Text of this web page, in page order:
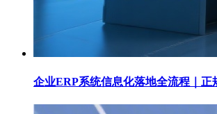
企业ERP系统信息化落地全流程｜正